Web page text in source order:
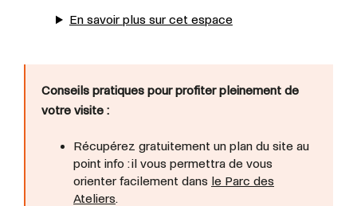
En savoir plus sur cet espace
Conseils pratiques pour profiter pleinement de
votre visite :
Récupérez gratuitement un plan du site au
point info : il vous permettra de vous
orienter facilement dans le Parc des
Ateliers.